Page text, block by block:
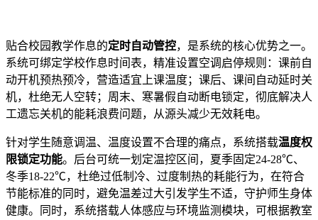
贴合校园教学作息的定时自动管控，是系统的核心优势之一。
系统可绑定学校作息时间表，精准设置空调启停规则：课前自
动开机预热预冷，营造适宜上课温度；课后、课间自动延时关
机，杜绝无人空转；周末、寒暑假自动断电锁定，彻底解决人
工遗忘关机的能耗浪费问题，从源头减少无效耗电。
针对学生随意调温、温度设置不合理的痛点，系统搭载温度权
限锁定功能。后台可统一划定温控区间，夏季固定24-28℃、
冬季18-22℃，杜绝过低制冷、过度制热的耗能行为，在符合
节能标准的同时，避免温差过大引发学生不适，守护师生身体
健康。同时，系统搭载人体感应与环境监测模块，可根据教室